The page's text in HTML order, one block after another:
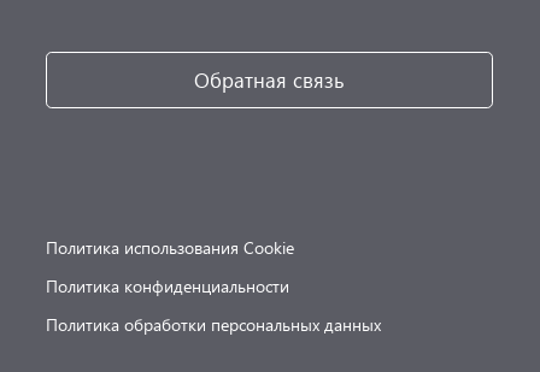
Обратная связь
Политика использования Cookie
Политика конфиденциальности
Политика обработки персональных данных